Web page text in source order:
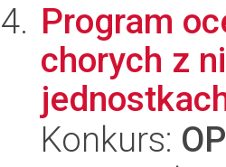
Program
chorych z
Konkurs: